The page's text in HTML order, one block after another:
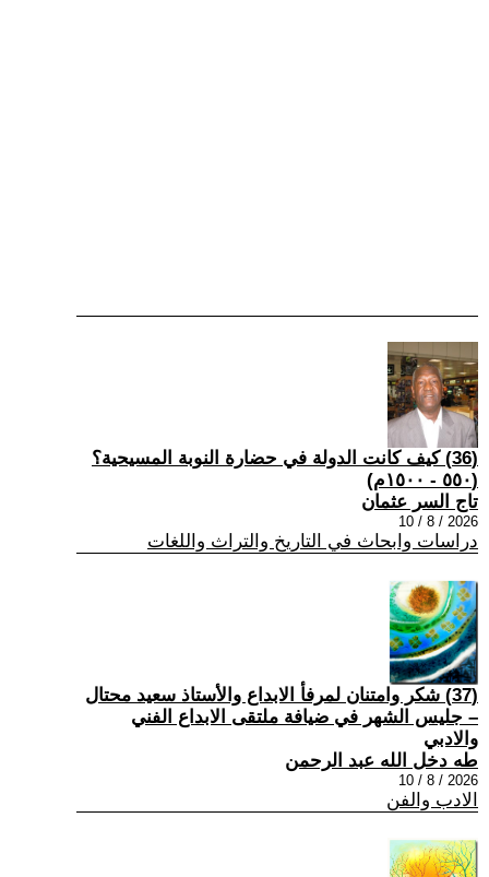
(36) كيف كانت الدولة في حضارة النوبة المسيحية؟
(٥٥٠ - ١٥٠٠م)
تاج السر عثمان
2026 / 8 / 10
دراسات وابحاث في التاريخ والتراث واللغات
(37) شكر وامتنان لمرفأ الابداع والأستاذ سعيد محتال
– جليس الشهر في ضيافة ملتقى الابداع الفني
والادبي
طه دخل الله عبد الرحمن
2026 / 8 / 10
الادب والفن